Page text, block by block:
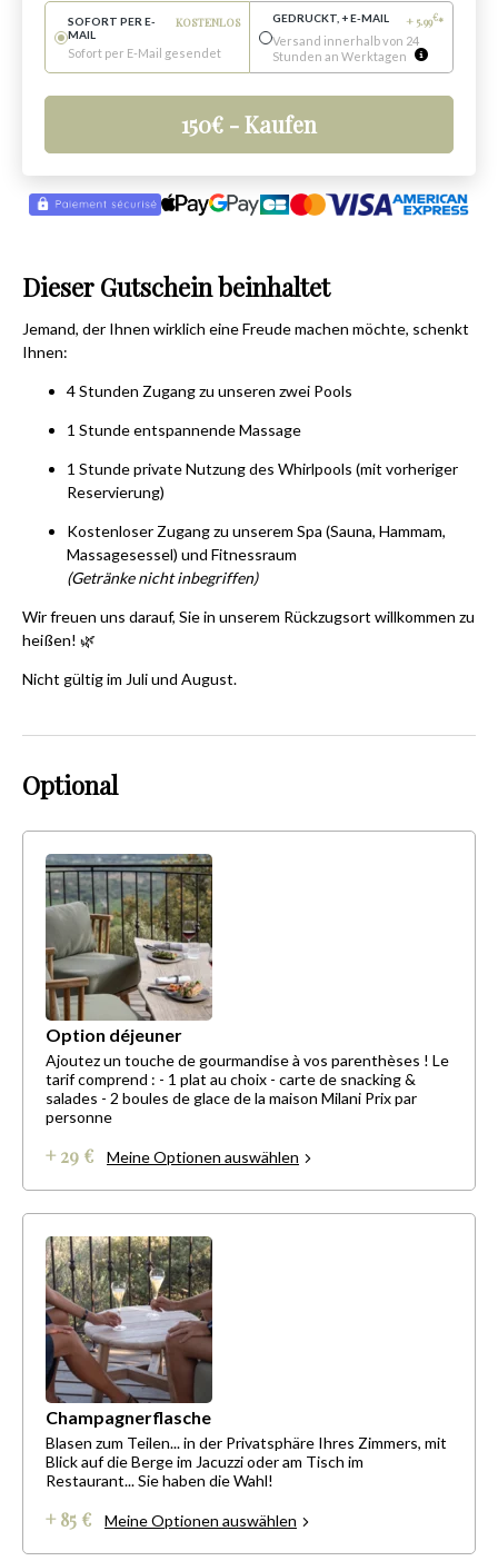
SOFORT PER E-
MAIL
KOSTENLOS
Sofort per E-Mail gesendet
GEDRUCKT, + E-MAIL + 5.99€*
Versand innerhalb von 24
Stunden an Werktagen
150€ - Kaufen
Dieser Gutschein beinhaltet
Jemand, der Ihnen wirklich eine Freude machen möchte, schenkt
Ihnen:
4 Stunden Zugang zu unseren zwei Pools
1 Stunde entspannende Massage
1 Stunde private Nutzung des Whirlpools (mit vorheriger
Reservierung)
Kostenloser Zugang zu unserem Spa (Sauna, Hammam,
Massagesessel) und Fitnessraum
(Getränke nicht inbegriffen)
Wir freuen uns darauf, Sie in unserem Rückzugsort willkommen zu
heißen! 🌿
Nicht gültig im Juli und August.
Optional
Option déjeuner
Ajoutez un touche de gourmandise à vos parenthèses ! Le
tarif comprend : - 1 plat au choix - carte de snacking &
salades - 2 boules de glace de la maison Milani Prix par
personne
+ 29 € Meine Optionen auswählen
Champagnerflasche
Blasen zum Teilen... in der Privatsphäre Ihres Zimmers, mit
Blick auf die Berge im Jacuzzi oder am Tisch im
Restaurant... Sie haben die Wahl!
+ 85 € Meine Optionen auswählen